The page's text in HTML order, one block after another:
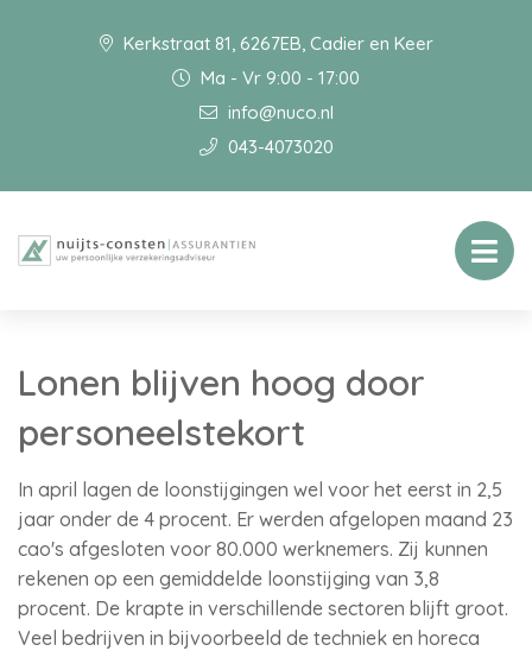
Kerkstraat 81, 6267EB, Cadier en Keer
Ma - Vr 9:00 - 17:00
info@nuco.nl
043-4073020
Lonen blijven hoog door
personeelstekort
In april lagen de loonstijgingen wel voor het eerst in 2,5
jaar onder de 4 procent. Er werden afgelopen maand 23
cao's afgesloten voor 80.000 werknemers. Zij kunnen
rekenen op een gemiddelde loonstijging van 3,8
procent. De krapte in verschillende sectoren blijft groot.
Veel bedrijven in bijvoorbeeld de techniek en horeca